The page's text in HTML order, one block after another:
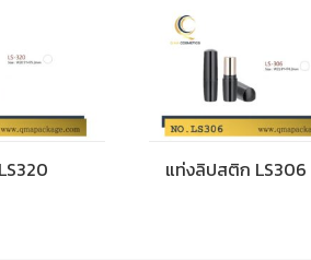
แท่งลิปสติก LS306